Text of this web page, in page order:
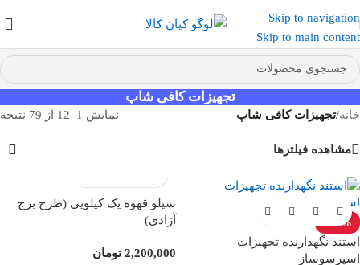
Skip to navigation
Skip to main content
عضو کانال بله کیان کالا شوید و کد تخفیف دریافت کنید.
تجهیزات کافی شاپ
خانه/تجهیزات کافی شاپ نمایش 1–12 از 79 نتیجه
مشاهده فیلترها
-19%
استند نگهدارنده تجهیزات
اسپرسوساز
سیلو قهوه یک کیلویی (طرح برج
آزادی)
2,200,000 تومان